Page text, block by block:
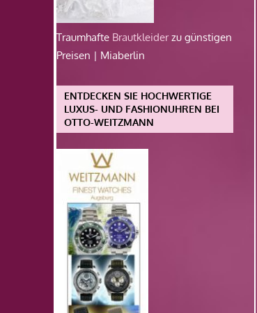
Traumhafte Brautkleiderzu günstigen
Preisen | Miaberlin
ENTDECKEN SIE HOCHWERTIGE
LUXUS- UND FASHIONUHREN BEI
OTTO-WEITZMANN